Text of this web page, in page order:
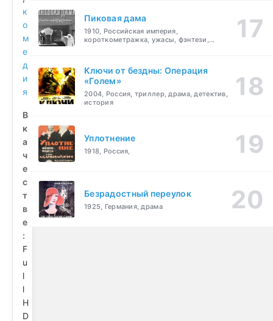
к
о
м
е
д
и
я
В
к
а
ч
е
с
т
в
е
:
F
u
l
l
H
D
Пиковая дама
1910, Российская империя,
короткометражка, ужасы, фэнтези,
Ключи от бездны: Операция
«Голем»
2004, Россия, триллер, драма, детектив,
история
Уплотнение
1918, Россия,
Безрадостный переулок
1925, Германия, драма